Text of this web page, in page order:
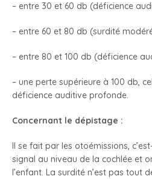
– entre 30 et 60 db (déficience
– entre 60 et 80 db (surdité
– entre 80 et 100 db (déficience
– une perte supérieure à 100 db,
déficience auditive profonde.
Concernant le dépistage :
Il se fait par les otoémissions,
signal au niveau de la cochlée et
l’enfant. La surdité n’est pas tout